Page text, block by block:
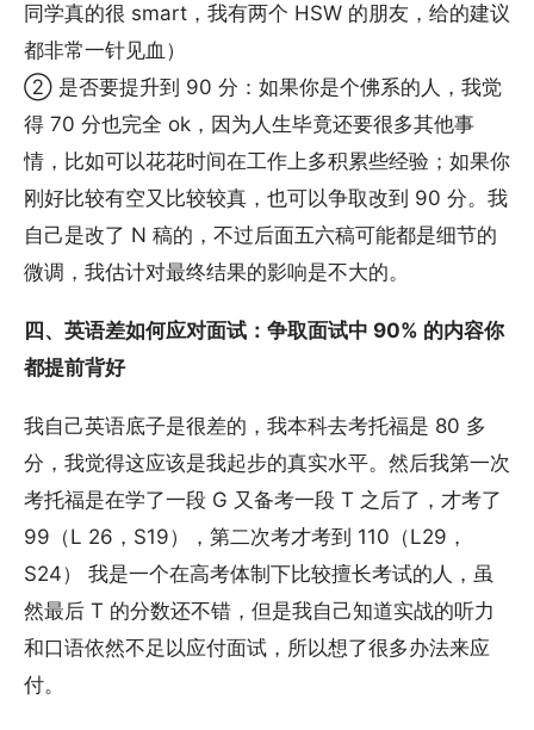
同学真的很 smart，我有两个 HSW 的朋友，给的建议
都非常一针见血）
② 是否要提升到 90 分：如果你是个佛系的人，我觉
得 70 分也完全 ok，因为人生毕竟还要很多其他事
情，比如可以花花时间在工作上多积累些经验；如果你
刚好比较有空又比较较真，也可以争取改到 90 分。我
自己是改了 N 稿的，不过后面五六稿可能都是细节的
微调，我估计对最终结果的影响是不大的。
四、英语差如何应对面试：争取面试中 90% 的内容你
都提前背好
我自己英语底子是很差的，我本科去考托福是 80 多
分，我觉得这应该是我起步的真实水平。然后我第一次
考托福是在学了一段 G 又备考一段 T 之后了，才考了
99（L 26，S19），第二次考才考到 110（L29，
S24） 我是一个在高考体制下比较擅长考试的人，虽
然最后 T 的分数还不错，但是我自己知道实战的听力
和口语依然不足以应付面试，所以想了很多办法来应
付。